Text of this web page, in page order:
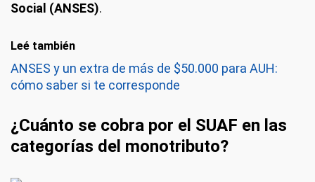
Social (ANSES).
Leé también
ANSES y un extra de más de $50.000 para AUH:
cómo saber si te corresponde
¿Cuánto se cobra por el SUAF en las
categorías del monotributo?